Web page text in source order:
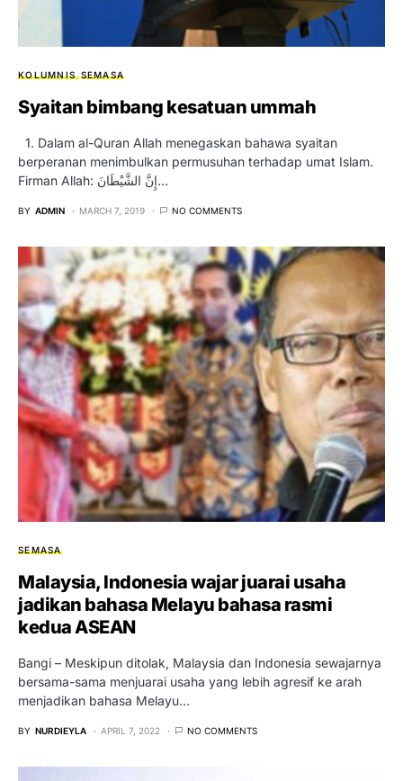
KOLUMNIS SEMASA
Syaitan bimbang kesatuan ummah
1. Dalam al-Quran Allah menegaskan bahawa syaitan
berperanan menimbulkan permusuhan terhadap umat Islam.
Firman Allah: إِنَّ الشَّيْطَانَ…
BY ADMIN MARCH 7, 2019 NO COMMENTS
SEMASA
Malaysia, Indonesia wajar juarai usaha
jadikan bahasa Melayu bahasa rasmi
kedua ASEAN
Bangi – Meskipun ditolak, Malaysia dan Indonesia sewajarnya
bersama-sama menjuarai usaha yang lebih agresif ke arah
menjadikan bahasa Melayu…
BY NURDIEYLA APRIL 7, 2022 NO COMMENTS